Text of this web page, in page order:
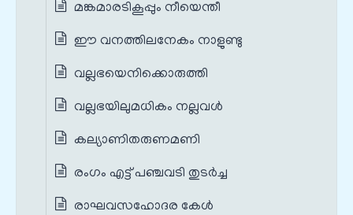
മങ്കമാരടികൂപ്പും നീയെന്തീ
ഈ വനത്തിലനേകം നാളുണ്ടു
വല്ലഭയെനിക്കൊരുത്തി
വല്ലഭയിലുമധികം നല്ലവൾ
കല്യാണിതരുണമണി
രംഗം എട്ട് പഞ്ചവടി തുടർച്ച
രാഘവസഹോദര കേൾ